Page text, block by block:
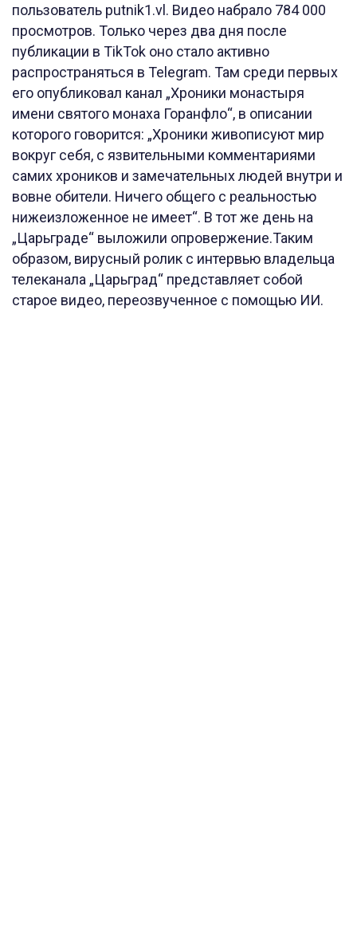
пользователь putnik1.vl. Видео набрало 784 000
просмотров. Только через два дня после
публикации в TikTok оно стало активно
распространяться в Telegram. Там среди первых
его опубликовал канал „Хроники монастыря
имени святого монаха Горанфло“, в описании
которого говорится: „Хроники живописуют мир
вокруг себя, с язвительными комментариями
самих хроников и замечательных людей внутри и
вовне обители. Ничего общего с реальностью
нижеизложенное не имеет“. В тот же день на
„Царьграде“ выложили опровержение.Таким
образом, вирусный ролик с интервью владельца
телеканала „Царьград“ представляет собой
старое видео, переозвученное с помощью ИИ.